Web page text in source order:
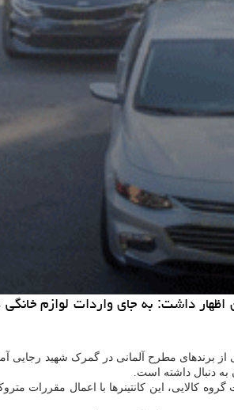
داشت: به جای واردات لوازم
ایرنا، اخیرا ۴۲۰ کانیتر لوزام خانگی یکی از برندهای
به دنبال داشته است.
کالایی، این کانتینرها با اعمال مقررات